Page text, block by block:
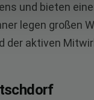
und bieten
legen großen
der aktiven